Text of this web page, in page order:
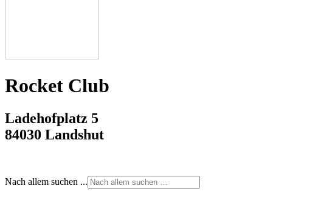
Rocket Club
Ladehofplatz 5
84030 Landshut
Nach allem suchen ...